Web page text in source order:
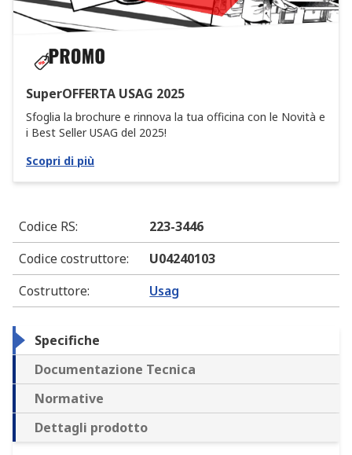
SuperOFFERTA USAG 2025
Sfoglia la brochure e rinnova la tua officina con le Novità e
i Best Seller USAG del 2025!
Scopri di più
Codice RS:
223-3446
Codice costruttore:
U04240103
Costruttore: Usag
Specifiche
Documentazione Tecnica
Normative
Dettagli prodotto